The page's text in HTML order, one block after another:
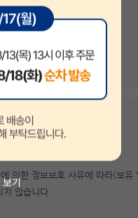
기
방법은 다음과 같습니다.
의한 정보보호 사유에 따라(보
않습니다.